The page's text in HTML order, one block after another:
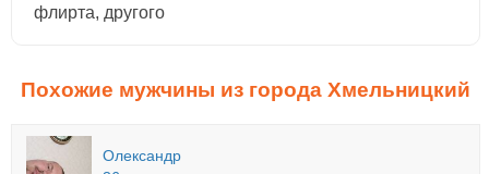
флирта, другого
Похожие мужчины из города Хмельницкий
Олександр